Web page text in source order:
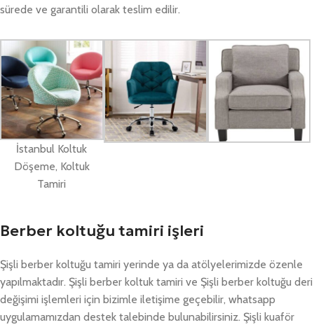
sürede ve garantili olarak teslim edilir.
İstanbul Koltuk
Döşeme, Koltuk
Tamiri
Berber koltuğu tamiri işleri
Şişli berber koltuğu tamiri yerinde ya da atölyelerimizde özenle
yapılmaktadır. Şişli berber koltuk tamiri ve Şişli berber koltuğu deri
değişimi işlemleri için bizimle iletişime geçebilir, whatsapp
uygulamamızdan destek talebinde bulunabilirsiniz. Şişli kuaför